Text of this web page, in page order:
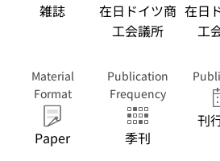
雑誌
在日ドイツ商
工会議所
在日
工
Material
Format
Paper
Publication
Frequency
季刊
刊